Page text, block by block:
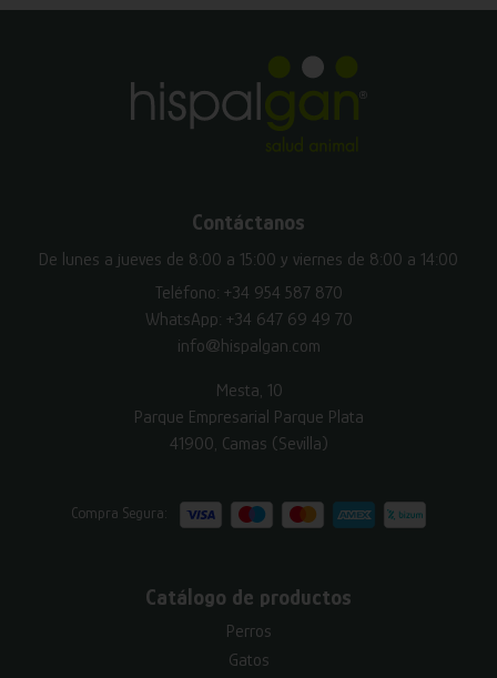
Contáctanos
De lunes a jueves de 8:00 a 15:00 y viernes de 8:00 a 14:00
Teléfono: +34 954 587 870
WhatsApp: +34 647 69 49 70
info@hispalgan.com
Mesta, 10
Parque Empresarial Parque Plata
41900, Camas (Sevilla)
Compra Segura:
Catálogo de productos
Perros
Gatos